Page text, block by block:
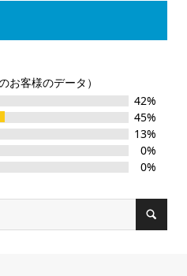
お客様のデータ）
42%
45%
13%
0%
0%